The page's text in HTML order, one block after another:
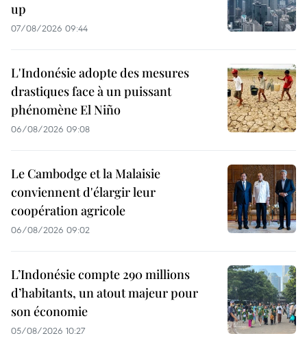
up
07/08/2026 09:44
L'Indonésie adopte des mesures
drastiques face à un puissant
phénomène El Niño
06/08/2026 09:08
Le Cambodge et la Malaisie
conviennent d'élargir leur
coopération agricole
06/08/2026 09:02
L’Indonésie compte 290 millions
d’habitants, un atout majeur pour
son économie
05/08/2026 10:27